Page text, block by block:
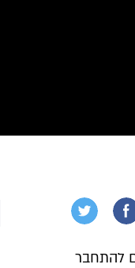
להתחבר